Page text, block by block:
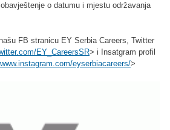
o datumu i mjestu održavanja
FB stranicu EY Serbia Careers, Twitter
EY_CareersSR> i Insatgram profil
eyserbiacareers/>